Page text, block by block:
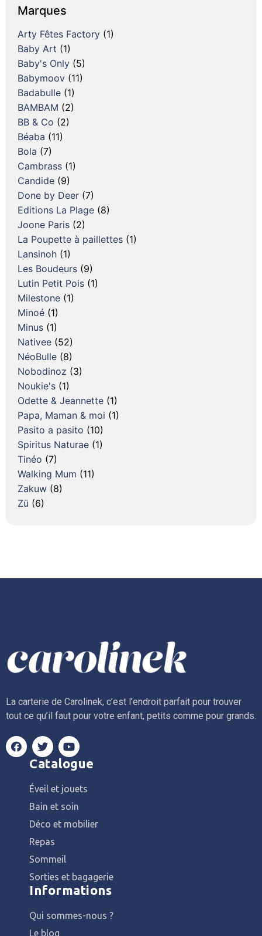
Marques
Arty Fêtes Factory (1)
Baby Art (1)
Baby's Only (5)
Babymoov (11)
Badabulle (1)
BAMBAM (2)
BB & Co (2)
Béaba (11)
Bola (7)
Cambrass (1)
Candide (9)
Done by Deer (7)
Editions La Plage (8)
Joone Paris (2)
La Poupette à paillettes (1)
Lansinoh (1)
Les Boudeurs (9)
Lutin Petit Pois (1)
Milestone (1)
Minoé (1)
Minus (1)
Nativee (52)
NéoBulle (8)
Nobodinoz (3)
Noukie's (1)
Odette & Jeannette (1)
Papa, Maman & moi (1)
Pasito a pasito (10)
Spiritus Naturae (1)
Tinéo (7)
Walking Mum (11)
Zakuw (8)
Zü (6)
La carterie de Carolinek, c’est l’endroit parfait pour trouver
tout ce qu’il faut pour votre enfant, petits comme pour grands.
Catalogue
Éveil et jouets
Bain et soin
Déco et mobilier
Repas
Sommeil
Sorties et bagagerie
Informations
Qui sommes-nous ?
Le blog